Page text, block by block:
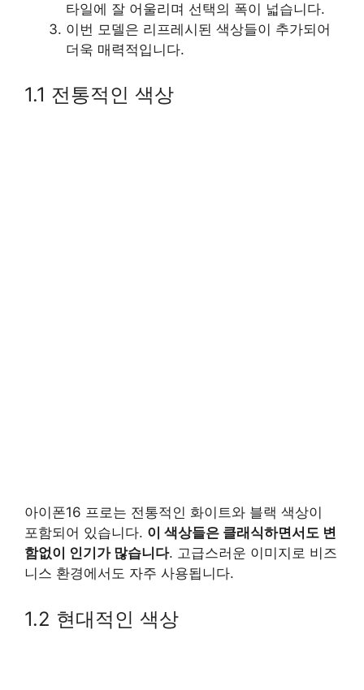
타일에 잘 어울리며 선택의 폭이 넓습니다.
이번 모델은 리프레시된 색상들이 추가되어
더욱 매력적입니다.
1.1 전통적인 색상
아이폰16 프로는 전통적인 화이트와 블랙 색상이
포함되어 있습니다. 이 색상들은 클래식하면서도 변
함없이 인기가 많습니다. 고급스러운 이미지로 비즈
니스 환경에서도 자주 사용됩니다.
1.2 현대적인 색상